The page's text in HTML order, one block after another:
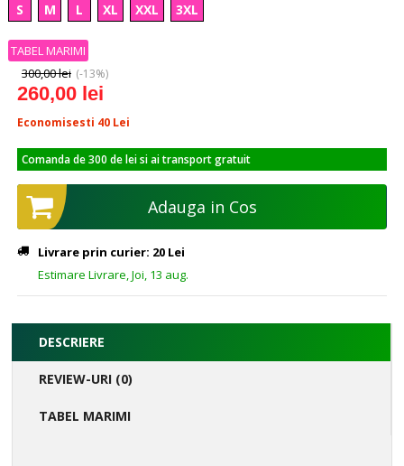
S M L XL XXL 3XL
TABEL MARIMI
300,00 lei (-13%)
260,00 lei
Economisesti 40 Lei
Comanda de 300 de lei si ai transport gratuit
Adauga in Cos
Livrare prin curier: 20 Lei
Estimare Livrare, Joi, 13 aug.
DESCRIERE
REVIEW-URI (0)
TABEL MARIMI